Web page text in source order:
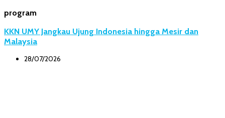
program
KKN UMY Jangkau Ujung Indonesia hingga Mesir dan
Malaysia
28/07/2026